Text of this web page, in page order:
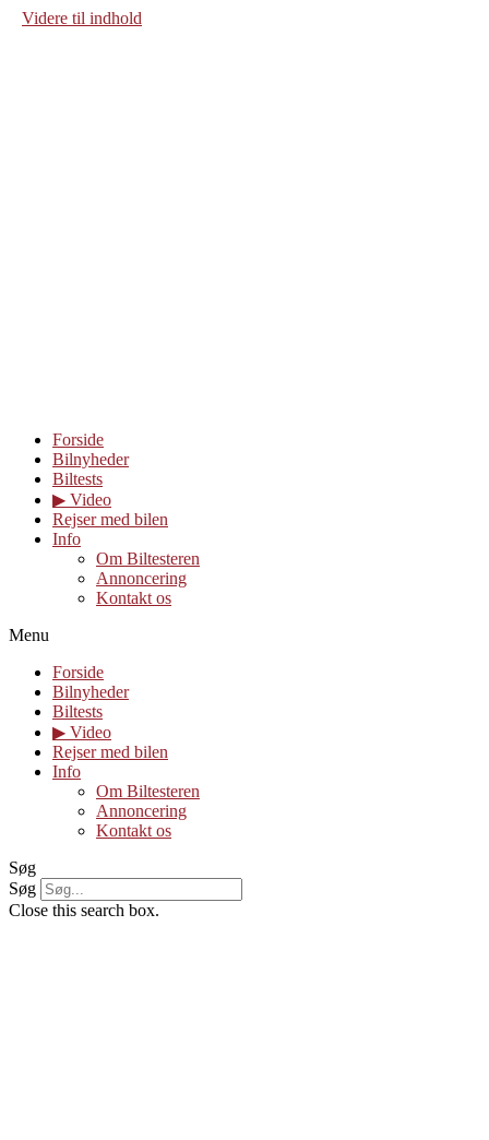
Videre til indhold
Forside
Bilnyheder
Biltests
▶︎ Video
Rejser med bilen
Info
Om Biltesteren
Annoncering
Kontakt os
Menu
Forside
Bilnyheder
Biltests
▶︎ Video
Rejser med bilen
Info
Om Biltesteren
Annoncering
Kontakt os
Søg
Søg
Close this search box.